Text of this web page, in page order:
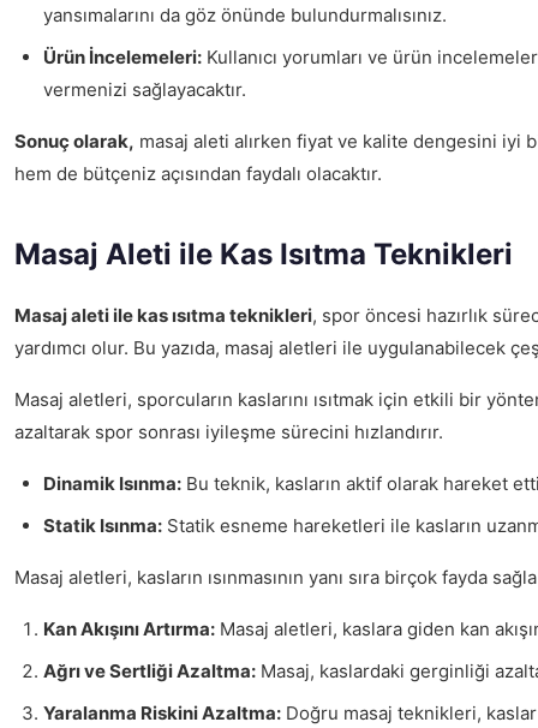
yansımalarını da göz önünde bulundurmalısınız.
Ürün İncelemeleri: Kullanıcı yorumları ve ürün
vermenizi sağlayacaktır.
Sonuç olarak, masaj aleti alırken fiyat ve kalite dengesini iyi
hem de bütçeniz açısından faydalı olacaktır.
Masaj Aleti ile Kas Isıtma Teknikleri
Masaj aleti ile kas ısıtma teknikleri, spor öncesi hazırlık
yardımcı olur. Bu yazıda, masaj aletleri ile uygulanabilecek
Masaj aletleri, sporcuların kaslarını ısıtmak için etkili bir
azaltarak spor sonrası iyileşme sürecini hızlandırır.
Dinamik Isınma: Bu teknik, kasların aktif olarak hareket
Statik Isınma: Statik esneme hareketleri ile kasların
Masaj aletleri, kasların ısınmasının yanı sıra birçok fayda
Kan Akışını Artırma: Masaj aletleri, kaslara giden kan
Ağrı ve Sertliği Azaltma: Masaj, kaslardaki gerginliği
Yaralanma Riskini Azaltma: Doğru masaj teknikleri,